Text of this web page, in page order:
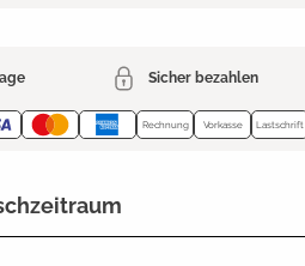
Sicher bezahlen
Rechnung Vorkasse Lastschrift